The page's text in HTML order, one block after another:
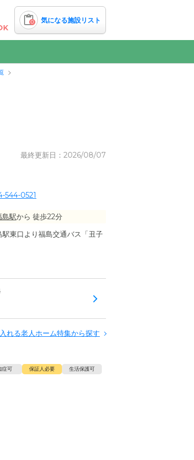
0 気になる施設リスト
最終更新日：2026/08/07
544-0521
島駅から 徒歩22分
東口より福島交通バス「丑子
れる老人ホーム特集から探す
症可 保証人必要
生活保護可